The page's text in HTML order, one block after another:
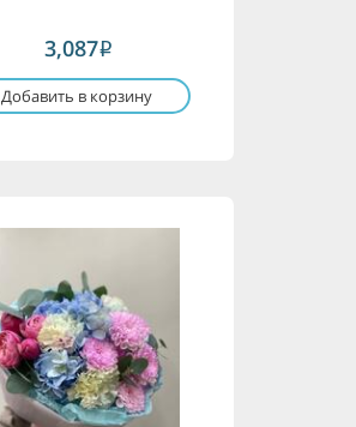
3,087i
Добавить в корзину